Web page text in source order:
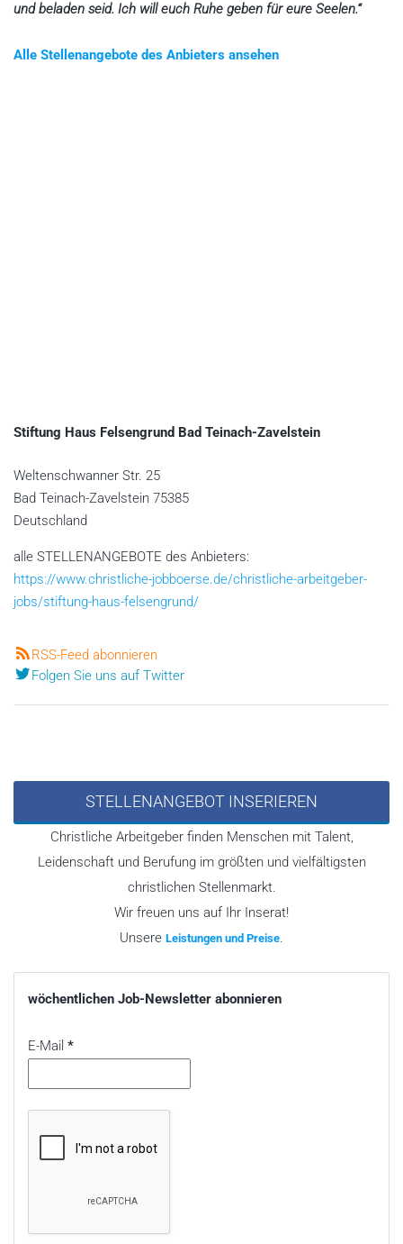
und beladen seid. Ich will euch Ruhe geben für eure Seelen.“
Alle Stellenangebote des Anbieters ansehen
Stiftung Haus Felsengrund Bad Teinach-Zavelstein
Weltenschwanner Str. 25
Bad Teinach-Zavelstein 75385
Deutschland
alle STELLENANGEBOTE des Anbieters:
https://www.christliche-jobboerse.de/christliche-arbeitgeber-
jobs/stiftung-haus-felsengrund/
RSS-Feed abonnieren
Folgen Sie uns auf Twitter
STELLENANGEBOT INSERIEREN
Christliche Arbeitgeber finden Menschen mit Talent,
Leidenschaft und Berufung im größten und vielfältigsten
christlichen Stellenmarkt.
Wir freuen uns auf Ihr Inserat!
Unsere Leistungen und Preise.
wöchentlichen Job-Newsletter abonnieren
E-Mail *